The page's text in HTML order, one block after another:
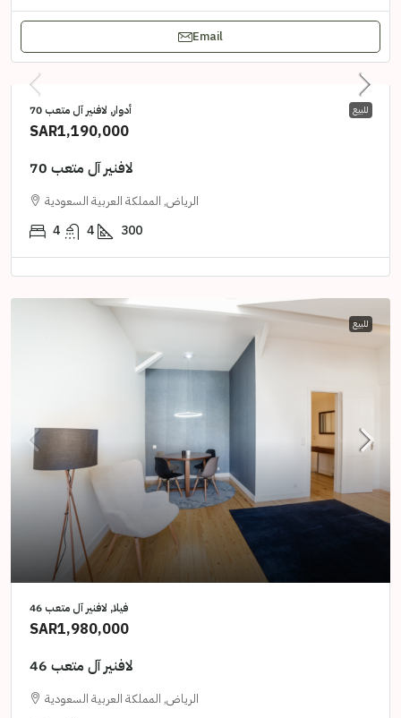
Email
للبيع أدوار, لافنير آل متعب 70
SAR1,190,000
لافنير آل متعب 70
الرياض, المملكة العربية السعودية
4 4 300
للبيع
فيلا, لافنير آل متعب 46
SAR1,980,000
لافنير آل متعب 46
الرياض, المملكة العربية السعودية